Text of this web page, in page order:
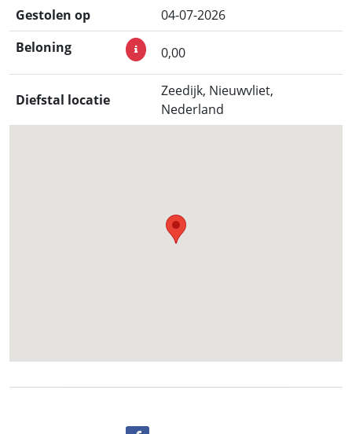
Gestolen op
04-07-2026
Beloning
0,00
Diefstal locatie
Zeedijk, Nieuwvliet,
Nederland